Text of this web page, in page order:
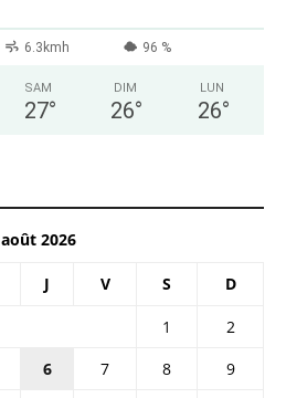
6.3kmh 96 %
SAM
27°
DIM
26°
LUN
26°
août 2026
J V S D
1
2
6 7 8
9